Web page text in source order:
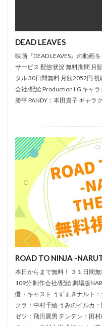
蒼井翔太
花村怜美
芥川英司
花井なお
花村さやか
花江夏
花澤香菜
花輪英司
茅原実里
羽賀研二
美々
美保純
羽仁麗
羽佐間道夫
翠準子
船木誠勝
能年玲奈
能戸隆
腰繁男
臼木健士朗
舛田利雄
英国放送
萩本欽一
菊地美香
菊池ここ
菜々緒
菱田正和
萩森順子
菅谷政子
落合弘治
落合福嗣
葉月絵理乃
葦プロ
DEAD LEAVES
映画『DEAD LEAVES』の動画
サービス 配信状況 無料期間 月
タル 30日間無料 月額2052円
会社/配給 Production I.G キャ
勝平 PANDY：本田貴子 ギャラ
ROAD TO NINJA -
本日からまで無料！ ３１日間
109分 制作会社/配給 劇場版
優・キャスト うずまきナルト
クラ：中村千絵 うみのイルカ
ゼツ：飛田展男 テンテン：田